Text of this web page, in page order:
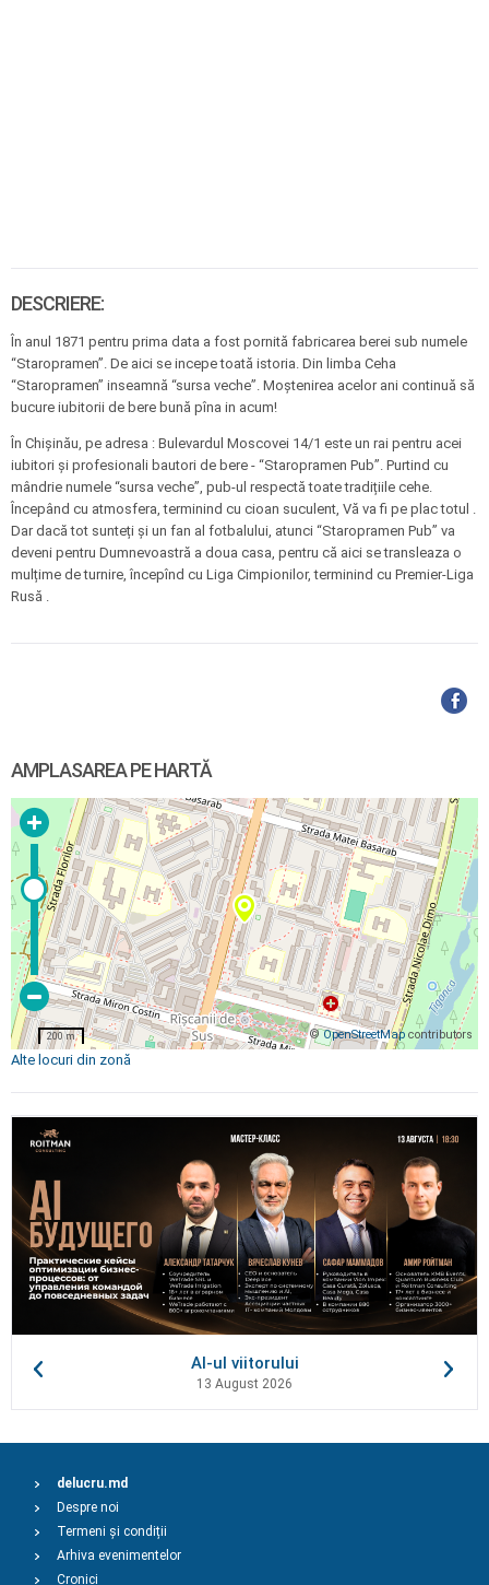
DESCRIERE:
În anul 1871 pentru prima data a fost pornită fabricarea berei sub numele
“Staropramen”. De aici se incepe toată istoria. Din limba Ceha
“Staropramen” inseamnă “sursa veche”. Moștenirea acelor ani continuă să
bucure iubitorii de bere bună pîna in acum!
În Chișinău, pe adresa : Bulevardul Moscovei 14/1 este un rai pentru acei
iubitori și profesionali bautori de bere - “Staropramen Pub”. Purtind cu
mândrie numele “sursa veche”, pub-ul respectă toate tradițiile cehe.
Începând cu atmosfera, terminind cu cioan suculent, Vă va fi pe plac totul .
Dar dacă tot sunteți și un fan al fotbalului, atunci “Staropramen Pub” va
deveni pentru Dumnevoastră a doua casa, pentru că aici se transleaza o
mulțime de turnire, începînd cu Liga Cimpionilor, terminind cu Premier-Liga
Rusă .
AMPLASAREA PE HARTĂ
©OpenStreetMap contributors
200 m
Alte locuri din zonă
AI-ul viitorului
13 August 2026
delucru.md
Despre noi
Termeni și condiții
Arhiva evenimentelor
Cronici